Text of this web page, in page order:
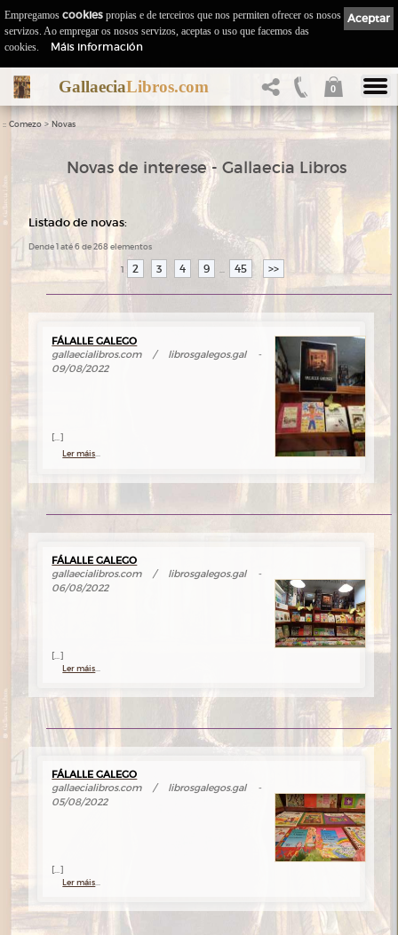
GallaeciaLibros.com 0
:: Comezo > Novas
Novas de interese - Gallaecia Libros
Listado de novas:
Dende 1 até 6 de 268 elementos
1 2 3 4 9 45 >>
FÁLALLE GALEGO
gallaecialibros.com / librosgalegos.gal -
09/08/2022
[...]
Ler máis
FÁLALLE GALEGO
gallaecialibros.com / librosgalegos.gal -
06/08/2022
[...]
Ler máis
FÁLALLE GALEGO
gallaecialibros.com / librosgalegos.gal -
05/08/2022
[...]
Ler máis
Aceptar
Empregamos cookies propias e de terceiros que nos permiten ofrecer os nosos
servizos. Ao empregar os nosos servizos, aceptas o uso que facemos das
cookies.
Máis información